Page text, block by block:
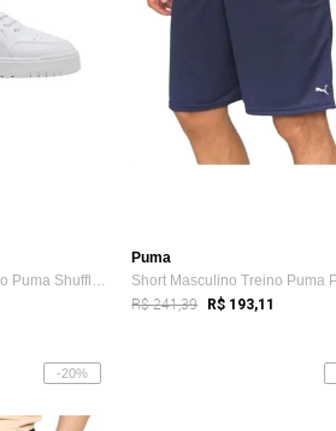
Tênis Casual Masculino Puma Shuffle Down...
Puma
R$ 241,39 R$ 193,11
-20%